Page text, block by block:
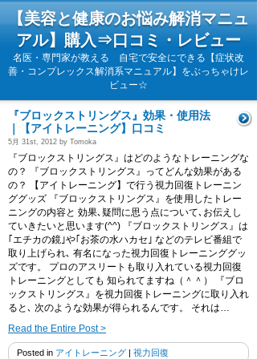
【美容と健康のお悩み解消マニュ
アル】購入⇒口コミ・レビュー
名医・専門家が教える 自宅で安全にできる【症状改
善・コンプレックス解消系マニュアル】をぶっちゃけレ
ビュー☆
『ブロックストリングス』効果・使用法
｜【アイトレーニング】口コミ
5月 31st, 2012 by Tomoka
『ブロックストリングス』はどのようなトレーニングな
の？ 『ブロックストリングス』ってどんな効果がある
の？ 【アイトレーニング】で行う視力回復トレーニン
ググッズ 『ブロックストリングス』を使用したトレー
ニングの内容と 効果､疑問に思う点について､お伝えし
ていきたいと思います(^^) 『ブロックストリングス』は
｢エチカの鏡｣や｢お茶の水ハカセ｣ などのテレビ番組で
取り上げられ､ 有名になった視力回復トレーニンググッ
ズです。 プロのアスリートも取り入れている視力回復
トレーニングとしても 知られてますね（＾＾） 『ブロ
ックストリングス』を視力回復トレーニングに取り入れ
ると､ 次のような効果が得られるんです。 それは…
Read the Entire Post >
Posted in アイトレーニング | 視力回復